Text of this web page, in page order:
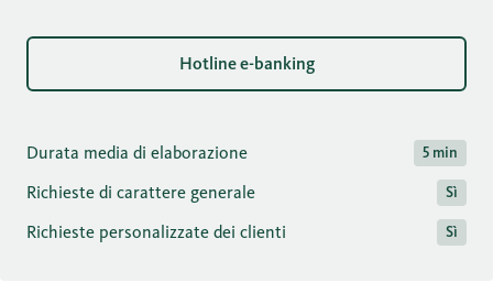
Hotline e-banking
Durata media di elaborazione 5 min
Richieste di carattere generale Sì
Richieste personalizzate dei clienti Sì